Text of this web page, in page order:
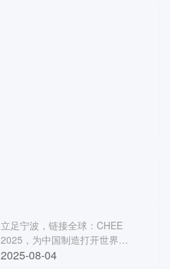
立足宁波，链接全球：CHEE
2025，为中国制造打开世界通
道
2025-08-04